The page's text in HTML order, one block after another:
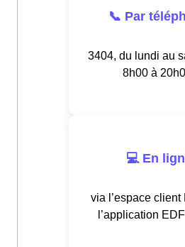
📞 Par
3404, du lundi au
8h00 à
💻 En
via l’espace client
l’application